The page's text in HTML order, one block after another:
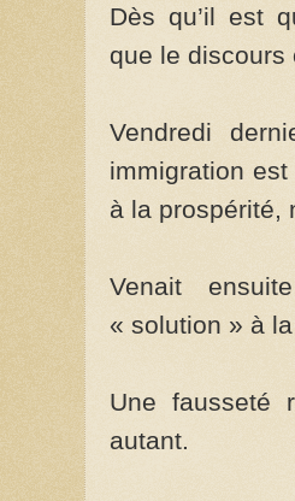
Dès qu’il est
que le
Vendredi
immigration
à la prospérité,
Venait
« solution » à
Une fausseté
autant.